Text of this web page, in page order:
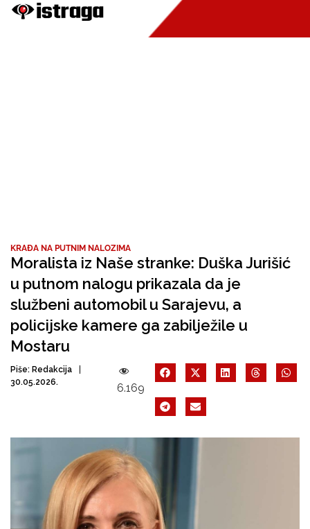
KRAĐA NA PUTNIM NALOZIMA
Moralista iz Naše stranke: Duška Jurišić
u putnom nalogu prikazala da je
službeni automobil u Sarajevu, a
policijske kamere ga zabilježile u
Mostaru
Piše: Redakcija
30.05.2026.
6.169